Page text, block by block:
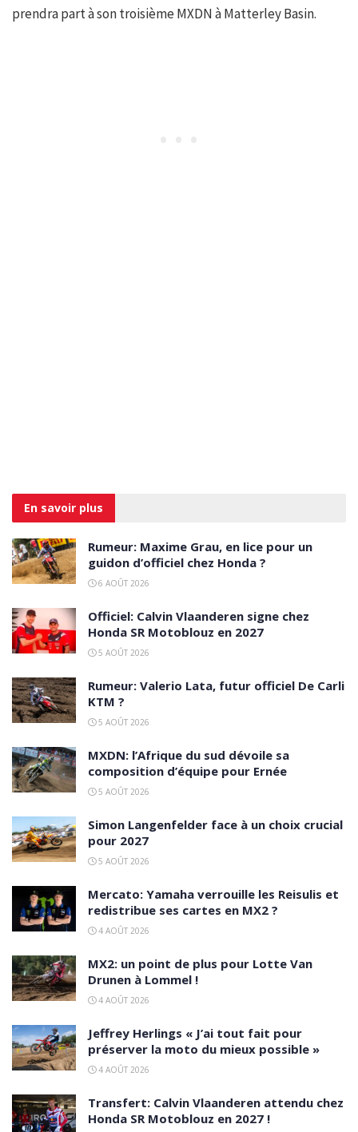
prendra part à son troisième MXDN à Matterley Basin.
En savoir plus
Rumeur: Maxime Grau, en lice pour un
guidon d’officiel chez Honda ?
6 AOÛT 2026
Officiel: Calvin Vlaanderen signe chez
Honda SR Motoblouz en 2027
5 AOÛT 2026
Rumeur: Valerio Lata, futur officiel De Carli
KTM ?
5 AOÛT 2026
MXDN: l’Afrique du sud dévoile sa
composition d’équipe pour Ernée
5 AOÛT 2026
Simon Langenfelder face à un choix crucial
pour 2027
5 AOÛT 2026
Mercato: Yamaha verrouille les Reisulis et
redistribue ses cartes en MX2 ?
4 AOÛT 2026
MX2: un point de plus pour Lotte Van
Drunen à Lommel !
4 AOÛT 2026
Jeffrey Herlings « J’ai tout fait pour
préserver la moto du mieux possible »
4 AOÛT 2026
Transfert: Calvin Vlaanderen attendu chez
Honda SR Motoblouz en 2027 !